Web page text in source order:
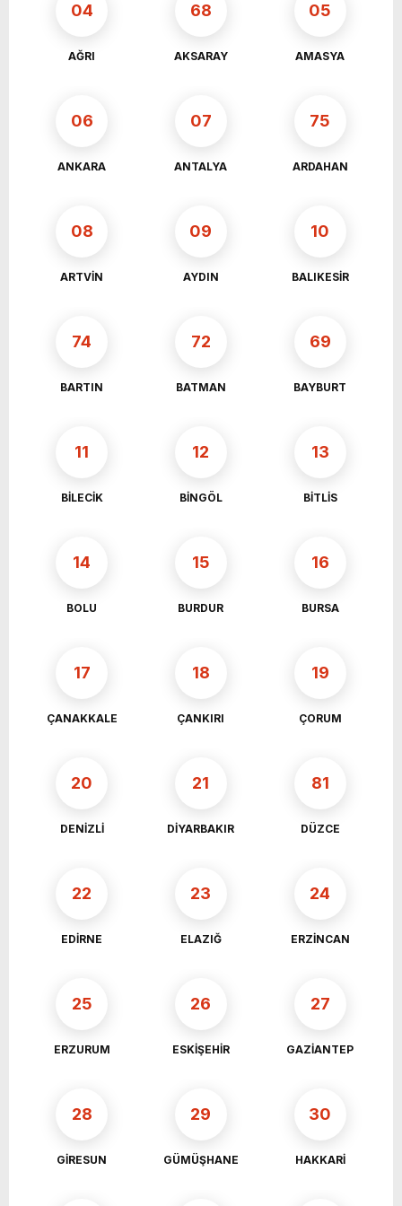
Öldürüldü; 7 Gözaltı
Rojin Kabaiş’in Ailesinin de Aralarında
04
AĞRI
68
AKSARAY
05
AMASYA
06
ANKARA
07
ANTALYA
75
ARDAHAN
08
ARTVİN
09
AYDIN
10
BALIKESİR
74
BARTIN
72
BATMAN
69
BAYBURT
11
BİLECİK
12
BİNGÖL
13
BİTLİS
14
BOLU
15
BURDUR
16
BURSA
17
ÇANAKKALE
18
ÇANKIRI
19
ÇORUM
20
DENİZLİ
21
DİYARBAKIR
81
DÜZCE
22
EDİRNE
23
ELAZIĞ
24
ERZİNCAN
25
ERZURUM
26
ESKİŞEHİR
27
GAZİANTEP
28
GİRESUN
29
GÜMÜŞHANE
30
HAKKARİ